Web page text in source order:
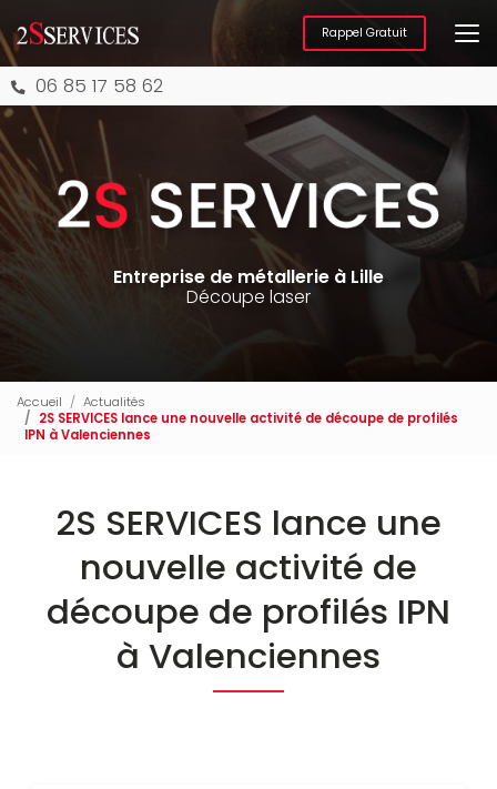
au
contenu
principal06 85 17 58 62
Rappel Gratuit
Entreprise de métallerie à Lille
Découpe laser
Accueil
Actualités
2S SERVICES lance une nouvelle activité de découpe de profilés
IPN à Valenciennes
2S SERVICES lance une
nouvelle activité de
découpe de profilés IPN
à Valenciennes